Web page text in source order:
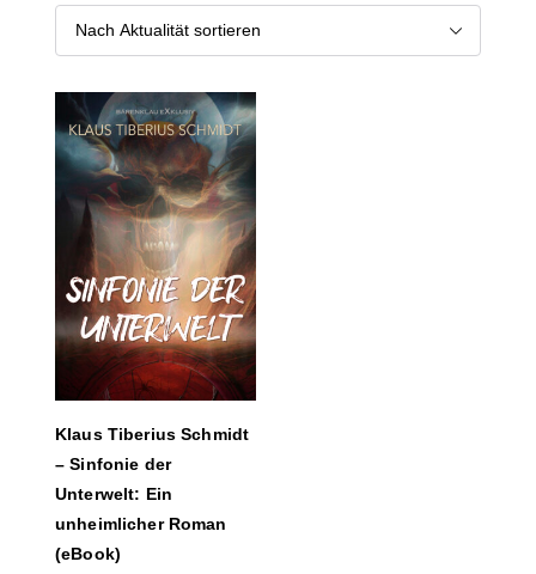
Klaus Tiberius Schmidt
– Sinfonie der
Unterwelt: Ein
unheimlicher Roman
(eBook)